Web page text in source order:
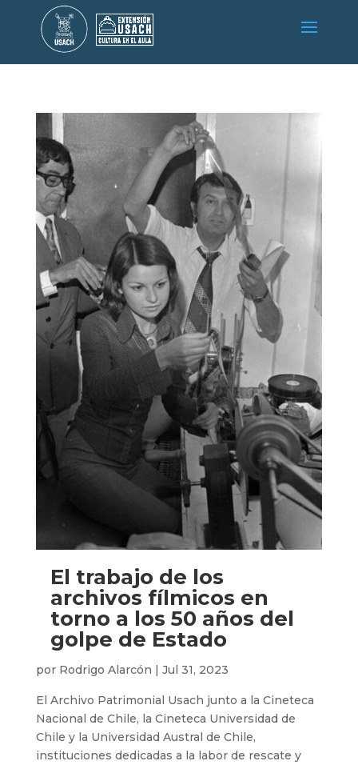
El trabajo de los
archivos fílmicos en
torno a los 50 años del
golpe de Estado
por Rodrigo Alarcón | Jul 31, 2023
El Archivo Patrimonial Usach junto a la Cineteca
Nacional de Chile, la Cineteca Universidad de
Chile y la Universidad Austral de Chile,
instituciones dedicadas a la labor de rescate y